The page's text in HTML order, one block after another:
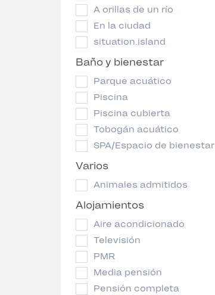
A orillas de un río
En la ciudad
situation.island
Baño y bienestar
Parque acuático
Piscina
Piscina cubierta
Tobogán acuático
SPA/Espacio de bienestar
Varios
Animales admitidos
Alojamientos
Aire acondicionado
Televisión
PMR
Media pensión
Pensión completa